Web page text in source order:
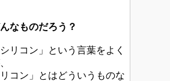
なものだろう？
リコン」という言葉をよく
コン」とはどういうものな